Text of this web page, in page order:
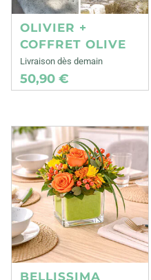
OLIVIER +
COFFRET OLIVE
Livraison dès demain
50,90 €
BELLISSIMA